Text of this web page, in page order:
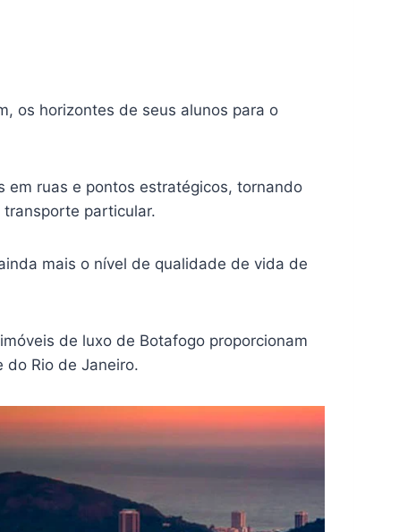
os horizontes de seus alunos para o
em ruas e pontos estratégicos, tornando
particular.
mais o nível de qualidade de vida de
de luxo de Botafogo proporcionam
do Rio de Janeiro.